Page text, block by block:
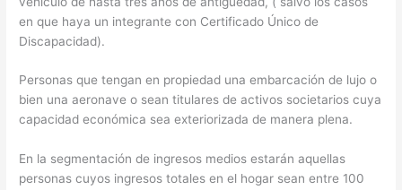
en que haya un integrante con Certificado Único de
Discapacidad).
Personas que tengan en propiedad una embarcación de lujo o
bien una aeronave o sean titulares de activos societarios cuya
capacidad económica sea exteriorizada de manera plena.
En la segmentación de ingresos medios estarán aquellas
personas cuyos ingresos totales en el hogar sean entre 100